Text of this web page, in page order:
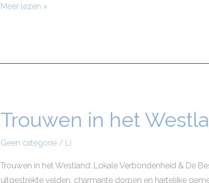
Meer lezen »
Trouwen in het
Geen categorie/ Li
Trouwen in het Westland: Lokale Verbondenheid & De
uitgestrekte velden, charmante dorpen en hartelijke
Trouwen
het